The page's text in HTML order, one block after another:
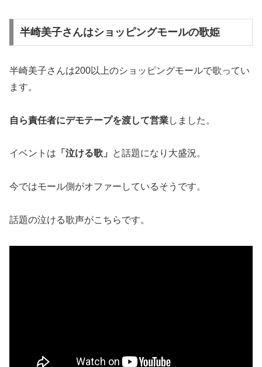
半崎美子さんはショッピングモールの歌姫
半崎美子さんは200以上のショッピングモールで歌ってい
ます。
自ら責任者にデモテープを渡して営業しました。
イベントは 「泣ける歌」 と話題になり大盛況。
今ではモール側がオファーしているそうです。
話題の泣ける歌声がこちらです。